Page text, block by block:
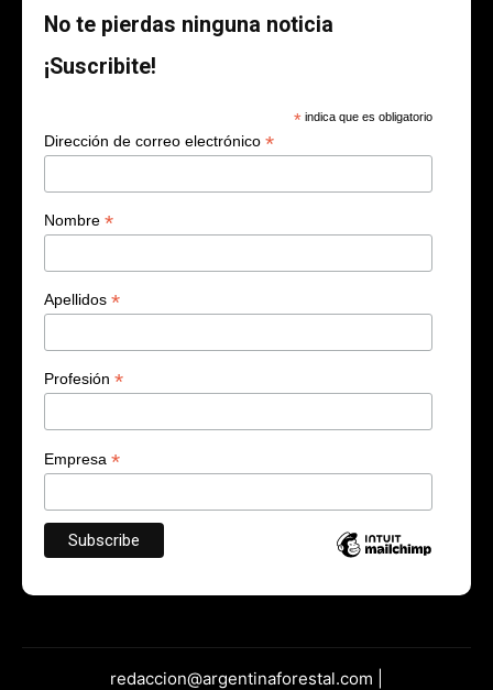
No te pierdas ninguna noticia
¡Suscribite!
* indica que es obligatorio
Dirección de correo electrónico *
Nombre *
Apellidos *
Profesión *
Empresa *
redaccion@argentinaforestal.com |